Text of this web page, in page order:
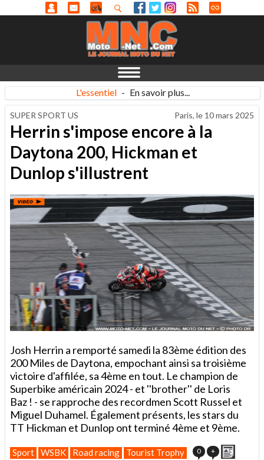
L'essentiel - En savoir plus...
SUPER SPORT US Paris, le 10 mars 2025
Herrin s'impose encore à la
Daytona 200, Hickman et
Dunlop s'illustrent
Josh Herrin a remporté samedi la 83ème édition des
200 Miles de Daytona, empochant ainsi sa troisième
victoire d'affilée, sa 4ème en tout. Le champion de
Superbike américain 2024 - et ''brother'' de Loris
Baz ! - se rapproche des recordmen Scott Russel et
Miguel Duhamel. Également présents, les stars du
TT Hickman et Dunlop ont terminé 4ème et 9ème.
Sport WSBK Road racing Tourist Trophy 0 +